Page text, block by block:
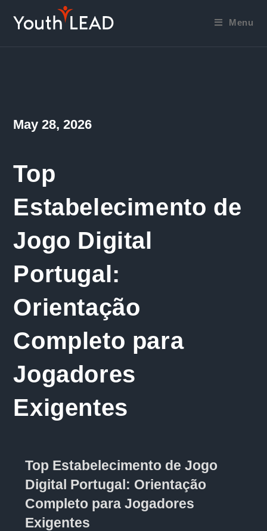
Menu
Post
published:
May 28, 2026
Top
Estabelecimento de
Jogo Digital
Portugal:
Orientação
Completo para
Jogadores
Exigentes
Top Estabelecimento de Jogo
Digital Portugal: Orientação
Completo para Jogadores
Exigentes